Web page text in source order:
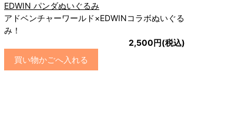
EDWIN パンダぬいぐるみ
アドベンチャーワールド×EDWINコラボぬいぐる
み！
2,500円(税込)
買い物かごへ入れる